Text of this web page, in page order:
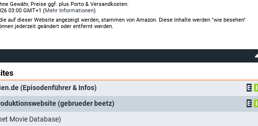
Gewähr, Preise ggf. plus Porto & Versandkosten.
03:00 GMT+1 (Mehr Informationen)
auf dieser Website angezeigt werden, stammen von Amazon. Diese Inhalte werden "wie besehen"
jederzeit geändert oder entfernt werden.
(Episodenführer & Infos) E I
(gebrueder beetz)
E I
Movie Database)